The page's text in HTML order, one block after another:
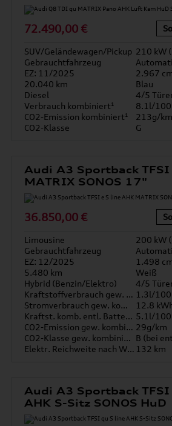
72.490,00 €
SUV/Geländewagen/Pickup 210 kW
Gebrauchtfahrzeug
EZ: 11/2025
2.967
20.040 km
Blau
Diesel
4/5
Verbrauch kombiniert¹
8.1l/100
CO2-Emission kombiniert¹
213g/km
CO2-Klasse
G
Audi A3 Sportback TFSI
MATRIX SONOS 17"
36.850,00 €
Limousine
200 kW
Gebrauchtfahrzeug
EZ: 12/2025
1.498
5.480 km
Weiß
Hybrid (Benzin/Elektro)
4/5
Kraftstoffverbrauch gew. kombiniert 1.3l/100
Stromverbrauch gew. kombiniert
12.8
Kraftst. komb. entl. Batterie 5.1l/100
CO2-Emission gew. kombiniert 29g/km
CO2-Klasse gew. kombiniert B (bei
Elektr. Reichweite nach WLTP* 132 km
Audi A3 Sportback TFSI
AHK S-Sitz SONOS HuD